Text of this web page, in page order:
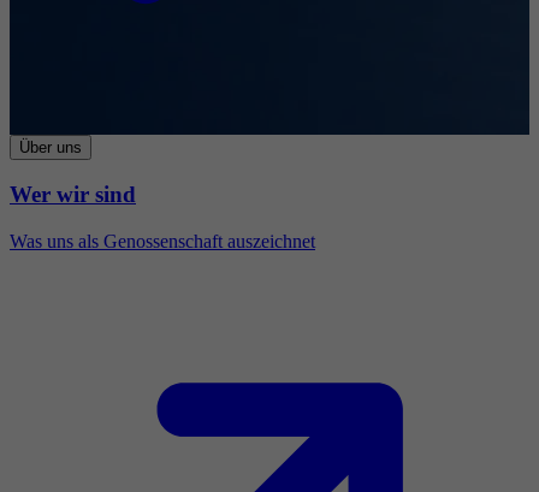
Über uns
Wer wir sind
Was uns als Genossenschaft auszeichnet